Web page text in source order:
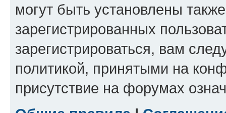
могут быть установлены
зарегистрированных
зарегистрироваться, вам
политикой, принятыми на
присутствие на форумах